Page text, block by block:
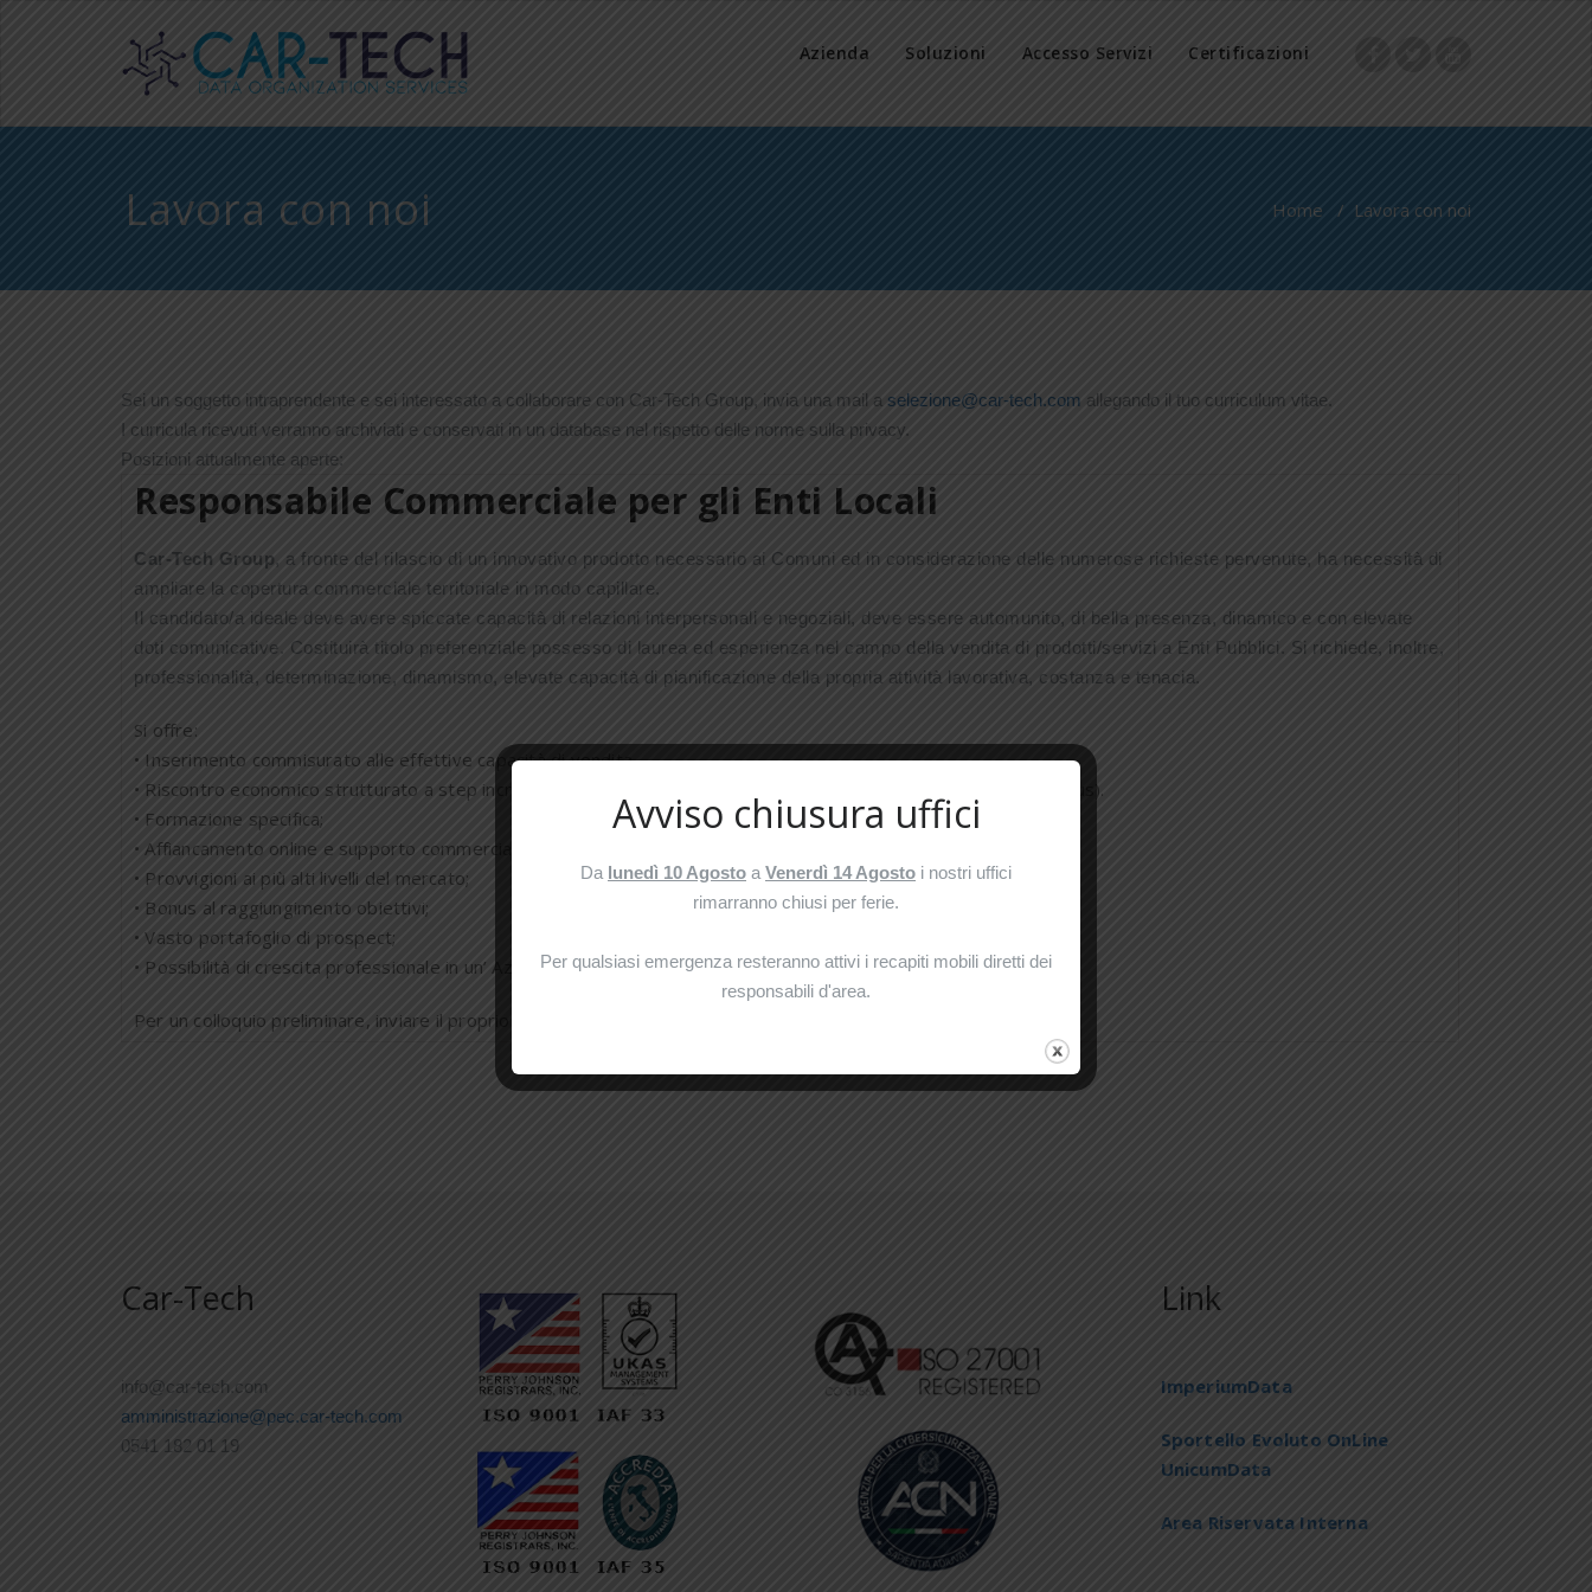
Azienda Soluzioni Accesso Servizi Certificazioni
Lavora con noi Home / Lavora con noi
Sei un soggetto intraprendente e sei interessato a collaborare con Car-Tech Group, invia una mail a selezione@car-tech.com allegando il tuo curriculum vitae.
I curricula ricevuti verranno archiviati e conservati in un database nel rispetto delle norme sulla privacy.
Posizioni attualmente aperte:
Responsabile Commerciale per gli Enti Locali
Car-Tech Group , a fronte del rilascio di un innovativo prodotto necessario ai Comuni ed in considerazione delle numerose richieste pervenute, ha necessità di
ampliare la copertura commerciale territoriale in modo capillare.
Il candidato/a ideale deve avere spiccate capacità di relazioni interpersonali e negoziali, deve essere automunito, di bella presenza, dinamico e con elevate
doti comunicative. Costituirà titolo preferenziale possesso di laurea ed esperienza nel campo della vendita di prodotti/servizi a Enti Pubblici. Si richiede, inoltre,
professionalità, determinazione, dinamismo, elevate capacità di pianificazione della propria attività lavorativa, costanza e tenacia.
Si offre:
• Inserimento commisurato alle effettive capacità di vendita.
• Riscontro economico strutturato a step incrementali (Provvigioni, Fisso + Provvigioni, Fisso + Provvigioni + Bonus).
• Formazione specifica;
• Affiancamento online e supporto commerciale;
• Provvigioni ai più alti livelli del mercato;
• Bonus al raggiungimento obiettivi;
• Vasto portafoglio di prospect;
• Possibilità di crescita professionale in un’ Azienda altamente tecnologica in grande espansione;
Per un colloquio preliminare, inviare il proprio curriculum vitae a
Car-Tech
info@car-tech.com
amministrazione@pec.car-tech.com
0541 182 01 19
Link
ImperiumData
Sportello Evoluto OnLine
UnicumData
Area Riservata Interna
Avviso chiusura uffici
Da lunedì 10 Agosto a Venerdì 14 Agosto i nostri uffici
rimarranno chiusi per ferie.
Per qualsiasi emergenza resteranno attivi i recapiti mobili diretti dei
responsabili d'area.